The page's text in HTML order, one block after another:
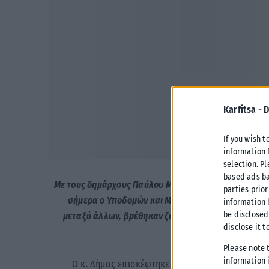
Karfitsa -
If you wish
information
selection.
based ads
parties
information
be
disclose it
Please note
information
Με τους δημάρχους Παύλου Μελά, Δημήτρη Ασλανίδη
σήμερα ο Υποδομών και Μεταφορών, Χρίστος
μεταξύ άλλων, βρέθηκαν ζητήματα σχολικής
Ο κ. Δήμας επισκέφτηκε αρχικά το δημαρχείο